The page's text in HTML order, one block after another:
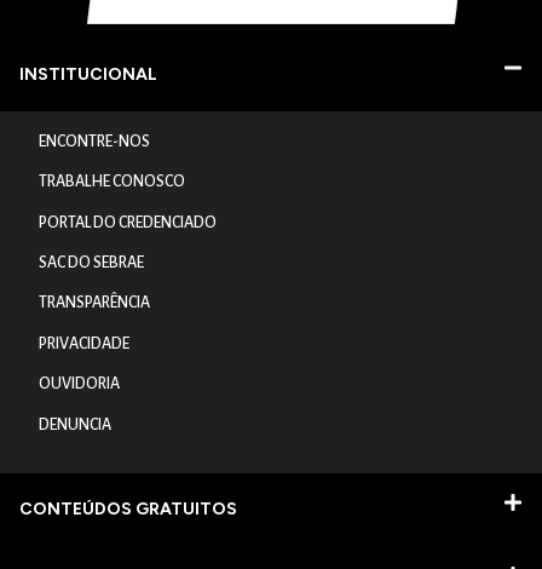
INSTITUCIONAL
ENCONTRE-NOS
TRABALHE CONOSCO
PORTAL DO CREDENCIADO
SAC DO SEBRAE
TRANSPARÊNCIA
PRIVACIDADE
OUVIDORIA
DENUNCIA
CONTEÚDOS GRATUITOS